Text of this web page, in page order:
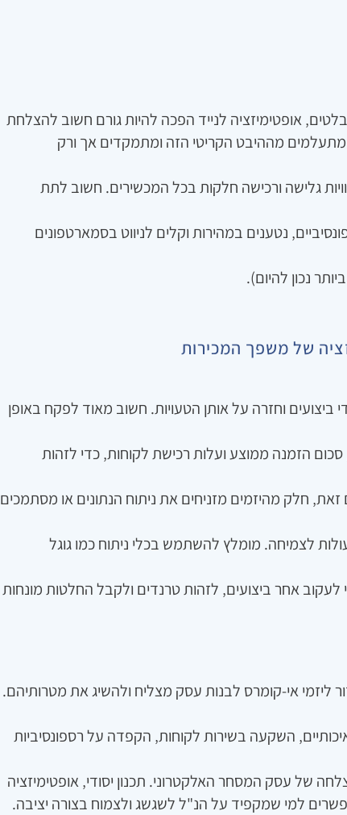
אופטימיזציה לנייד הפכה להיות גורם חשוב להצלחת
מההיבט הקריטי הזה ומתמקדים אך ורק
גלישה ורכישה חלקות בכל המכשירים. חשוב לתת
נטענים במהירות וקלים לניווט בסמארטפונים
נכון להיום).
של משפך המכירות
ביצועים וחזרה על אותן הטעויות. חשוב מאוד לפקח באופן
הזמנה ממוצע ועלות רכישת לקוחות‚ כדי לזהות
חלק מהיזמים מזניחים את ניתוח הנתונים או מסתמכים
לצמיחה. מומלץ להשתמש בכלי ניתוח כמו גוגל
לעקוב אחר ביצועים‚ לזהות טרנדים ולקבל החלטות מונחות
ליזמי אי-קומרס לבנות עסק מצליח ולהשיג את מטרותיהם.
השקעה בשירות לקוחות‚ הקפדה על רספונסיביות
של עסק המסחר האלקטרוני. תכנון יסודי‚ אופטימיזציה
למי שמקפיד על הנ"ל לשגשג ולצמוח בצורה יציבה.